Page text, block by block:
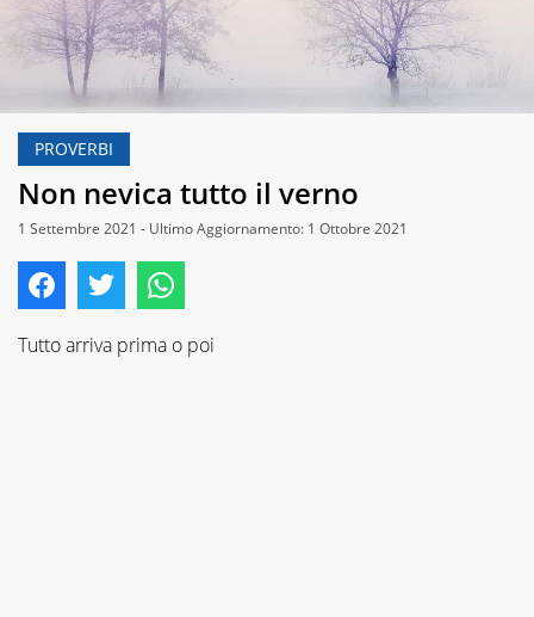
PROVERBI
Non nevica tutto il verno
1 Settembre 2021 - Ultimo Aggiornamento: 1 Ottobre 2021
Tutto arriva prima o poi